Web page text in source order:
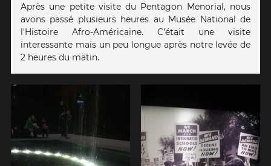
Après une petite visite du Pentagon Menorial, nous
avons passé plusieurs heures au Musée National de
l'Histoire Afro-Américaine. C'était une visite
interessante mais un peu longue après notre levée de
2 heures du matin.